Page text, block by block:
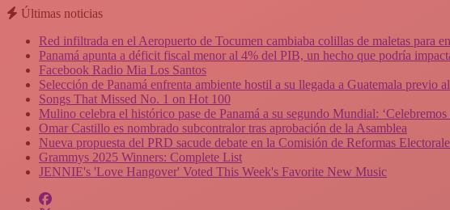
Últimas noticias
Red infiltrada en el Aeropuerto de Tocumen cambiaba colillas de maletas para
Panamá apunta a déficit fiscal menor al 4% del PIB, un hecho que podría
Facebook Radio Mia Los Santos
Selección de Panamá enfrenta ambiente hostil a su llegada a Guatemala previo
Songs That Missed No. 1 on Hot 100
Mulino celebra el histórico pase de Panamá a su segundo Mundial: ‘Celebremos
Omar Castillo es nombrado subcontralor tras aprobación de la Asamblea
Nueva propuesta del PRD sacude debate en la Comisión de Reformas
Grammys 2025 Winners: Complete List
JENNIE's 'Love Hangover' Voted This Week's Favorite New Music